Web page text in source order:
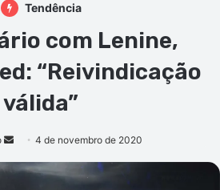
Tendência
com Lenine,
“Reivindicação
válida”
Mande4 de novembro de 2020